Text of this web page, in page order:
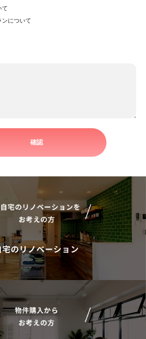
いたお客様ご自身の個人情報を弊
否かは、ご本人のご判断によりま
をご提供されない場合には、お問
応において不利益を蒙る可能性が
て
ンについて